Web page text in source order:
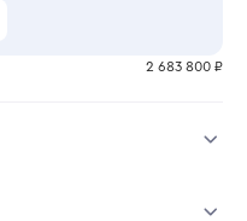
2 683 800 ₽